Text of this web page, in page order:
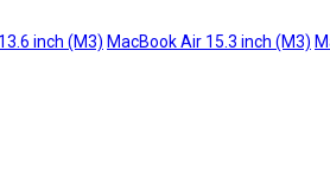
inch (M3) MacBook Air 15.3 inch (M3)